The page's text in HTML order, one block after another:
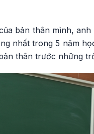
bản thân mình,
nhất trong 5 năm
thân trước những